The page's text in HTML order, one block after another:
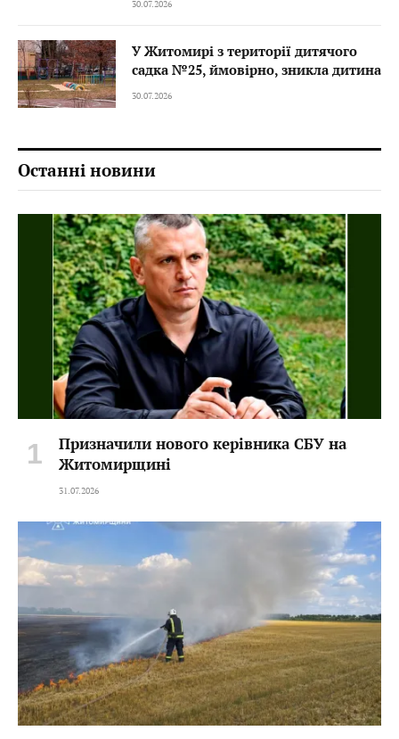
30.07.2026
У Житомирі з території дитячого
садка №25, ймовірно, зникла дитина
30.07.2026
Останні новини
Призначили нового керівника СБУ на
Житомирщині
31.07.2026